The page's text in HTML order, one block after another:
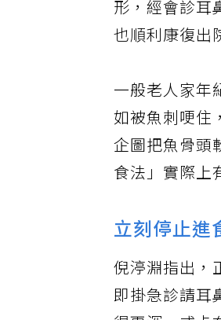
形，經會診耳
也順利康復出
一般老人家
如被魚刺哽住
企圖把魚骨頭
食法」實際上
立刻停止
倪渟淵指出，
即掛急診請耳